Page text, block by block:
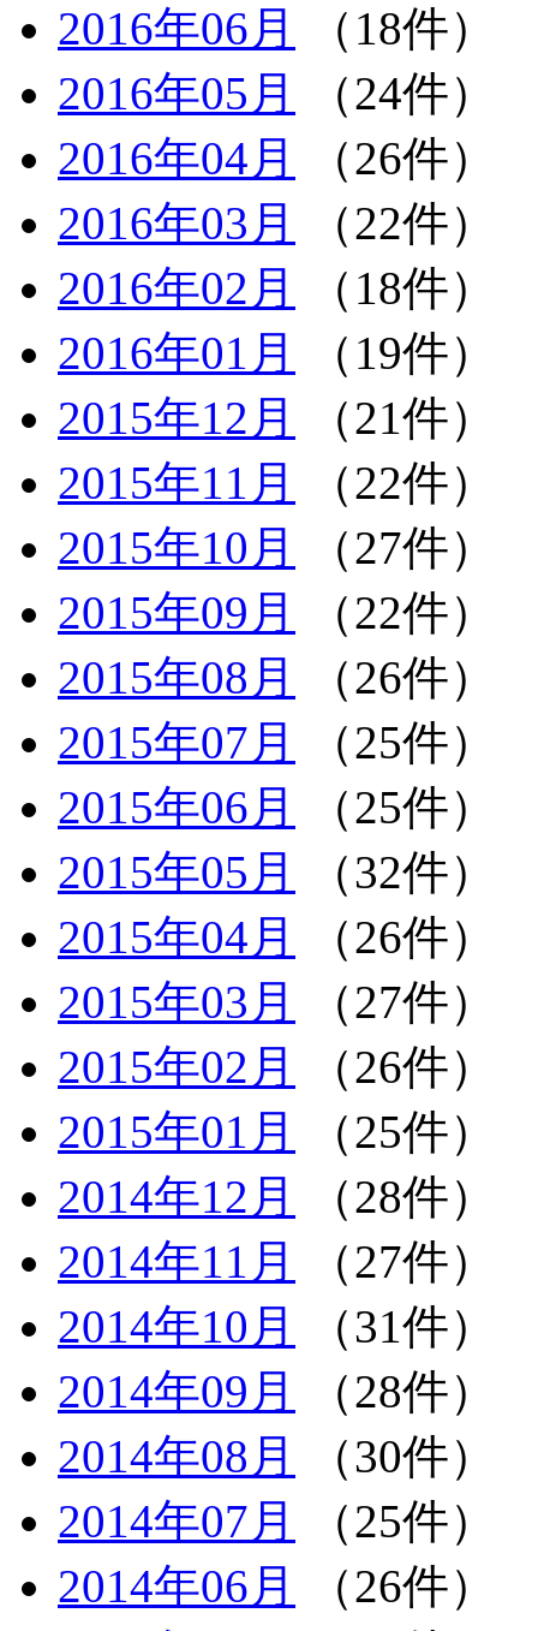
2016年06月
（18件）
2016年05月
（24件）
2016年04月
（26件）
2016年03月
（22件）
2016年02月
（18件）
2016年01月
（19件）
2015年12月
（21件）
2015年11月
（22件）
2015年10月
（27件）
2015年09月
（22件）
2015年08月
（26件）
2015年07月
（25件）
2015年06月
（25件）
2015年05月
（32件）
2015年04月
（26件）
2015年03月
（27件）
2015年02月
（26件）
2015年01月
（25件）
2014年12月
（28件）
2014年11月
（27件）
2014年10月
（31件）
2014年09月
（28件）
2014年08月
（30件）
2014年07月
（25件）
2014年06月
（26件）